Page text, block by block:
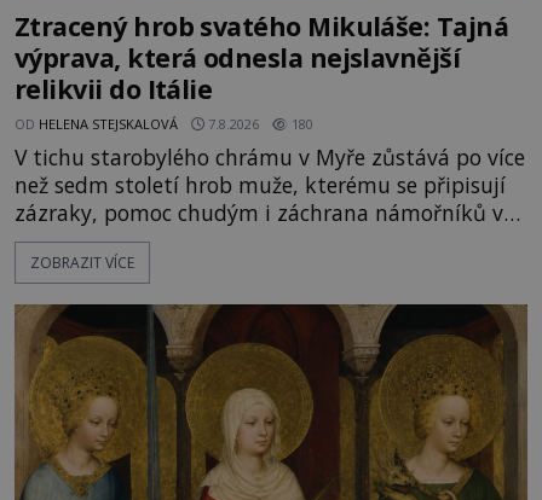
Ztracený hrob svatého Mikuláše: Tajná
výprava, která odnesla nejslavnější
relikvii do Itálie
OD HELENA STEJSKALOVÁ 7.8.2026 180
V tichu starobylého chrámu v Myře zůstává po více
než sedm století hrob muže, kterému se připisují
zázraky, pomoc chudým i záchrana námořníků v
bouřích. Pak ale přichází rok 1087 a klidné místo
se mění v dějiště podivné noční výpravy. Skupina
Mikuláše a odváží jeho ostatky přes moře do Bari.
Je to zbožná záchrana před nebezpečím, nebo
promyšlená krádež,
ZOBRAZIT VÍCE